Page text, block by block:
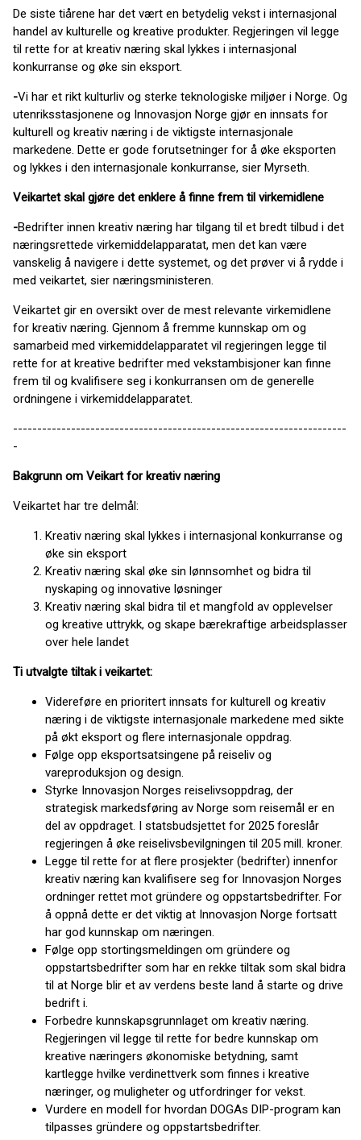
De siste tiårene har det vært en betydelig vekst i internasjonal
handel av kulturelle og kreative produkter. Regjeringen vil legge
til rette for at kreativ næring skal lykkes i internasjonal
konkurranse og øke sin eksport.
-Vi har et rikt kulturliv og sterke teknologiske miljøer i Norge. Og
utenriksstasjonene og Innovasjon Norge gjør en innsats for
kulturell og kreativ næring i de viktigste internasjonale
markedene. Dette er gode forutsetninger for å øke eksporten
og lykkes i den internasjonale konkurranse, sier Myrseth.
Veikartet skal gjøre det enklere å finne frem til virkemidlene
-Bedrifter innen kreativ næring har tilgang til et bredt tilbud i det
næringsrettede virkemiddelapparatat, men det kan være
vanskelig å navigere i dette systemet, og det prøver vi å rydde i
med veikartet, sier næringsministeren.
Veikartet gir en oversikt over de mest relevante virkemidlene
for kreativ næring. Gjennom å fremme kunnskap om og
samarbeid med virkemiddelapparatet vil regjeringen legge til
rette for at kreative bedrifter med vekstambisjoner kan finne
frem til og kvalifisere seg i konkurransen om de generelle
ordningene i virkemiddelapparatet.
---------------------------------------------------------------------
-
Bakgrunn om Veikart for kreativ næring
Veikartet har tre delmål:
Kreativ næring skal lykkes i internasjonal konkurranse og
øke sin eksport
Kreativ næring skal øke sin lønnsomhet og bidra til
nyskaping og innovative løsninger
Kreativ næring skal bidra til et mangfold av opplevelser
og kreative uttrykk, og skape bærekraftige arbeidsplasser
over hele landet
Ti utvalgte tiltak i veikartet:
Videreføre en prioritert innsats for kulturell og kreativ
næring i de viktigste internasjonale markedene med sikte
på økt eksport og flere internasjonale oppdrag.
Følge opp eksportsatsingene på reiseliv og
vareproduksjon og design.
Styrke Innovasjon Norges reiselivsoppdrag, der
strategisk markedsføring av Norge som reisemål er en
del av oppdraget. I statsbudsjettet for 2025 foreslår
regjeringen å øke reiselivsbevilgningen til 205 mill. kroner.
Legge til rette for at flere prosjekter (bedrifter) innenfor
kreativ næring kan kvalifisere seg for Innovasjon Norges
ordninger rettet mot gründere og oppstartsbedrifter. For
å oppnå dette er det viktig at Innovasjon Norge fortsatt
har god kunnskap om næringen.
Følge opp stortingsmeldingen om gründere og
oppstartsbedrifter som har en rekke tiltak som skal bidra
til at Norge blir et av verdens beste land å starte og drive
bedrift i.
Forbedre kunnskapsgrunnlaget om kreativ næring.
Regjeringen vil legge til rette for bedre kunnskap om
kreative næringers økonomiske betydning, samt
kartlegge hvilke verdinettverk som finnes i kreative
næringer, og muligheter og utfordringer for vekst.
Vurdere en modell for hvordan DOGAs DIP-program kan
tilpasses gründere og oppstartsbedrifter.